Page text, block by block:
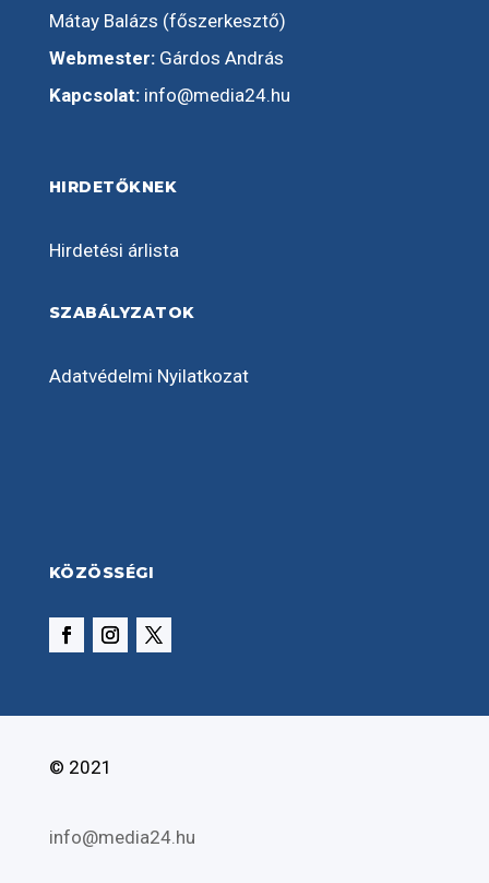
Mátay Balázs (főszerkesztő)
Webmester:Gárdos András
Kapcsolat: info@media24.hu
HIRDETŐKNEK
Hirdetési árlista
SZABÁLYZATOK
Adatvédelmi Nyilatkozat
KÖZÖSSÉGI
© 2021
info@media24.hu